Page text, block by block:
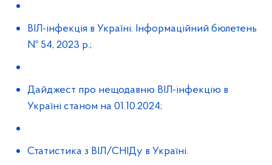
ВІЛ-інфекція в Україні. Інформаційний бюлетень
№ 54, 2023 р.;
Дайджест про нещодавню ВІЛ-інфекцію в
Україні станом на 01.10.2024;
Статистика з ВІЛ/СНІДу в Україні.